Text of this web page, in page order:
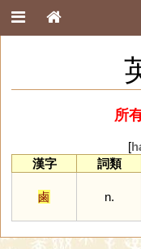
所
[
漢字
詞類
鹵 n.